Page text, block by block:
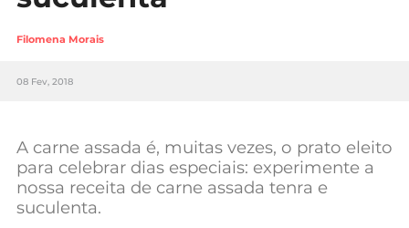
Lifestyle
Sociedade
Negócios
Mundial 2026
Filomena Morais
08 Fev, 2018
A carne assada é, muitas vezes, o prato eleito
para celebrar dias especiais: experimente a
nossa receita de carne assada tenra e
suculenta.